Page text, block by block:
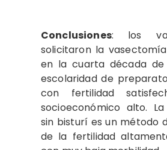
Conclusiones:
los
solicitaron la
en la cuarta década
escolaridad de
con fertilidad
socioeconómico alto.
sin bisturí es un método
de la fertilidad